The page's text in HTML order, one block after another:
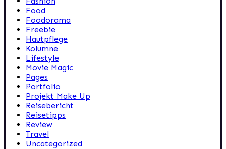
Food
Foodorama
Freebie
Hautpflege
Kolumne
Lifestyle
Movie Magic
Pages
Portfolio
Projekt Make Up
Reisebericht
Reisetipps
Review
Travel
Uncategorized